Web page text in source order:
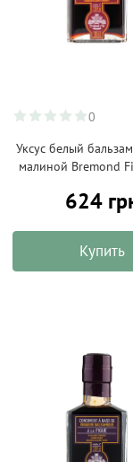
0
Уксус белый
малиной Bremond
624
Купить